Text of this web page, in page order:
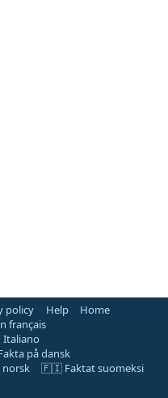
policy Help
Home
français
på dansk
🇫🇮 Faktat suomeksi